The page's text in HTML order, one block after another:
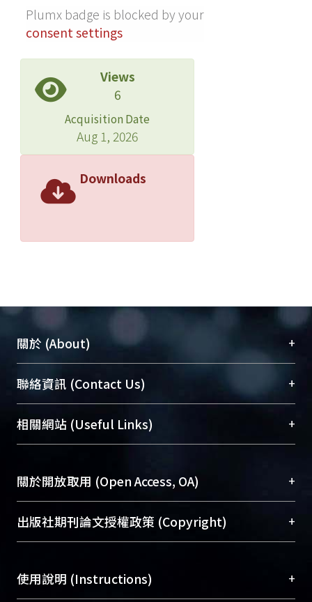
Plumx badge is blocked by your
consent settings
Views
6
Acquisition Date
Aug 1, 2026
Downloads
關於 (About) +
臺大位居世界頂尖大學之列，為永久珍藏及向國際
展現本校豐碩的研究成果及學術能量，圖書館整合
機構典藏（NTUR）與學術庫（AH）不同功能平
台，成為臺大學術典藏NTU scholars。期能整合研
成果。
To permanently archive and promote researcher
profiles and scholarly works, Library integrates the
services of “NTU Repository” with “Academic
聯絡資訊 (Contact Us) +
總館學科館員(Main Library)
醫學圖書館學科館員(Medical Library)
Sciences Library)
相關網站 (Useful Links) +
關於開放取用 (Open Access, OA) +
開放取用是從使用者角度提升資訊取用性的社會運
動，應用在學術研究上是透過將研究著作公開供使
用逐年攀升。同時可加速研究發展、提升研究影響
出版社期刊論文授權政策 (Copyright) +
含部分內容的版權非匯入者所有，或由第三方贊
助與合作完成，請確認該版權所有者及第三方同
使用說明 (Instructions) +